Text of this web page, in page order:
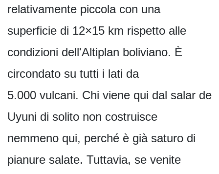
relativamente piccola con una
superficie di 12×15 km rispetto alle
condizioni dell'Altiplan boliviano. È
circondato su tutti i lati da
5.000 vulcani. Chi viene qui dal salar de
Uyuni di solito non costruisce
nemmeno qui, perché è già saturo di
pianure salate. Tuttavia, se venite